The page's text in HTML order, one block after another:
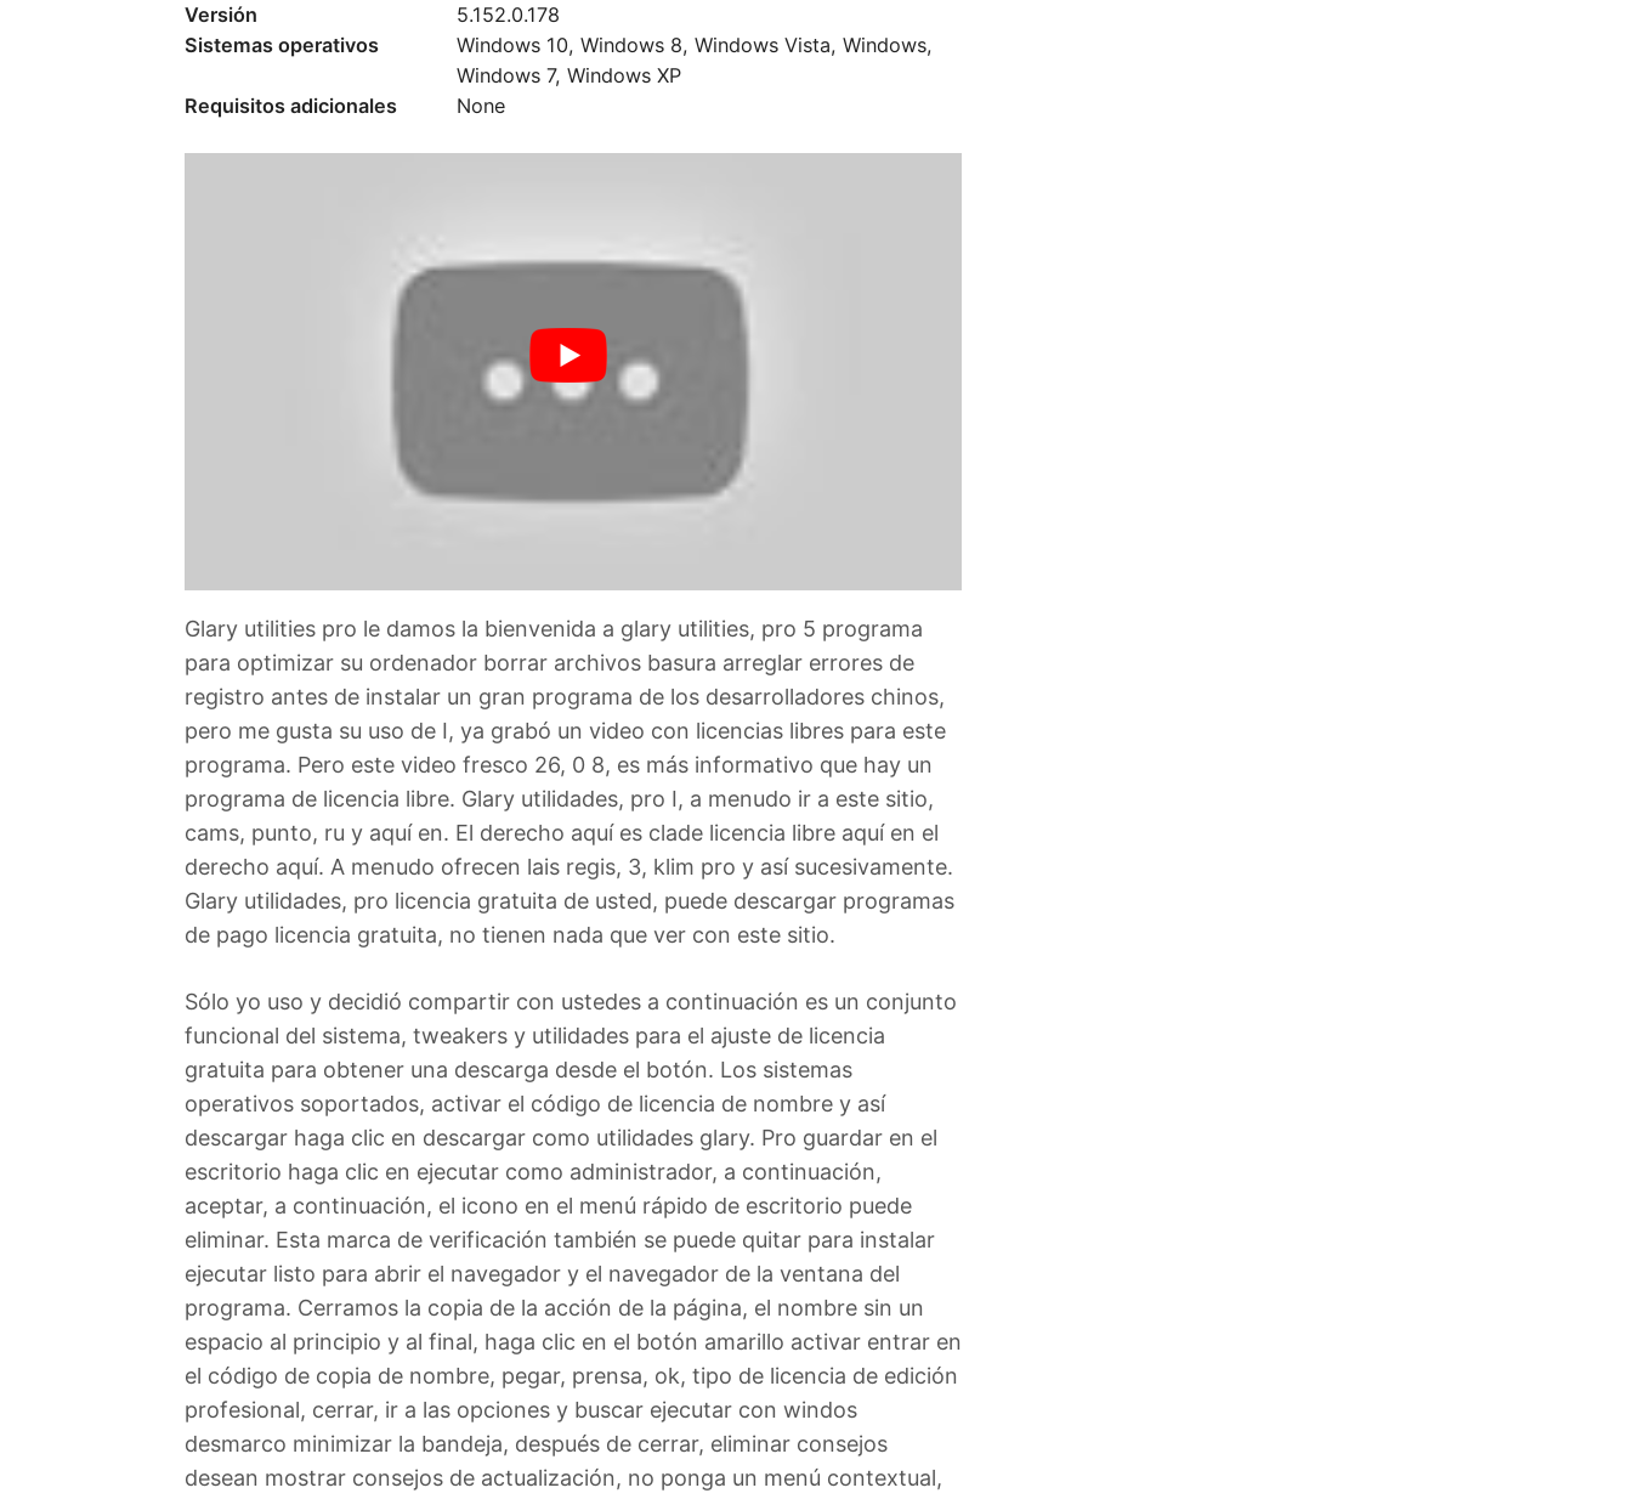
Versión
5.152.0.178
Sistemas operativos
Windows 10, Windows 8, Windows Vista, Windows,
Windows 7, Windows XP
Requisitos adicionales
None
Glary utilities pro le damos la bienvenida a glary utilities, pro 5 programa
para optimizar su ordenador borrar archivos basura arreglar errores de
registro antes de instalar un gran programa de los desarrolladores chinos,
pero me gusta su uso de I, ya grabó un video con licencias libres para este
programa. Pero este video fresco 26, 0 8, es más informativo que hay un
programa de licencia libre. Glary utilidades, pro I, a menudo ir a este sitio,
cams, punto, ru y aquí en. El derecho aquí es clade licencia libre aquí en el
derecho aquí. A menudo ofrecen lais regis, 3, klim pro y así sucesivamente.
Glary utilidades, pro licencia gratuita de usted, puede descargar programas
de pago licencia gratuita, no tienen nada que ver con este sitio.
Sólo yo uso y decidió compartir con ustedes a continuación es un conjunto
funcional del sistema, tweakers y utilidades para el ajuste de licencia
gratuita para obtener una descarga desde el botón. Los sistemas
operativos soportados, activar el código de licencia de nombre y así
descargar haga clic en descargar como utilidades glary. Pro guardar en el
escritorio haga clic en ejecutar como administrador, a continuación,
aceptar, a continuación, el icono en el menú rápido de escritorio puede
eliminar. Esta marca de verificación también se puede quitar para instalar
ejecutar listo para abrir el navegador y el navegador de la ventana del
programa. Cerramos la copia de la acción de la página, el nombre sin un
espacio al principio y al final, haga clic en el botón amarillo activar entrar en
el código de copia de nombre, pegar, prensa, ok, tipo de licencia de edición
profesional, cerrar, ir a las opciones y buscar ejecutar con windos
desmarco minimizar la bandeja, después de cerrar, eliminar consejos
desean mostrar consejos de actualización, no ponga un menú contextual,